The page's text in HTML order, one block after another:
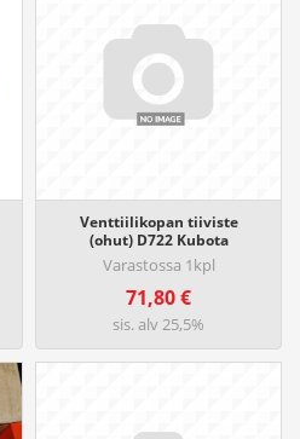
Venttiilikopan tiiviste
(ohut) D722 Kubota
Varastossa 1kpl
71,80€
sis. alv 25,5%